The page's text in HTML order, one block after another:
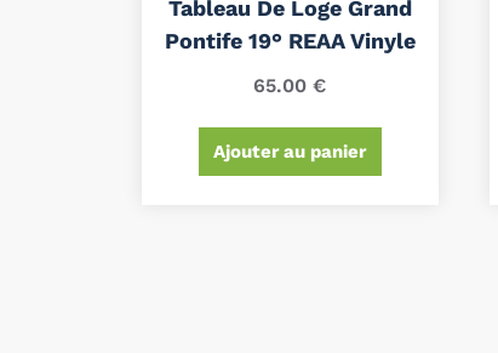
Tableau De Loge Grand
Pontife 19° REAA Vinyle
65.00€
Ajouter au panier